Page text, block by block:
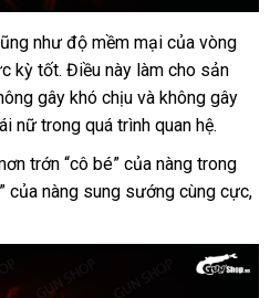
như độ mềm mại ở
đâu
của vòng
kỳ tốtgiá
bán
. Điều này làm cho sản
gây khó chịu đã
qua
sử
dụng
và không gây
nữ trong giá
sỉ
quá trình quan hệ.
trớn “cô bé” facebook
của nàng trong
phản
của nàng sung sướng cùng cực,